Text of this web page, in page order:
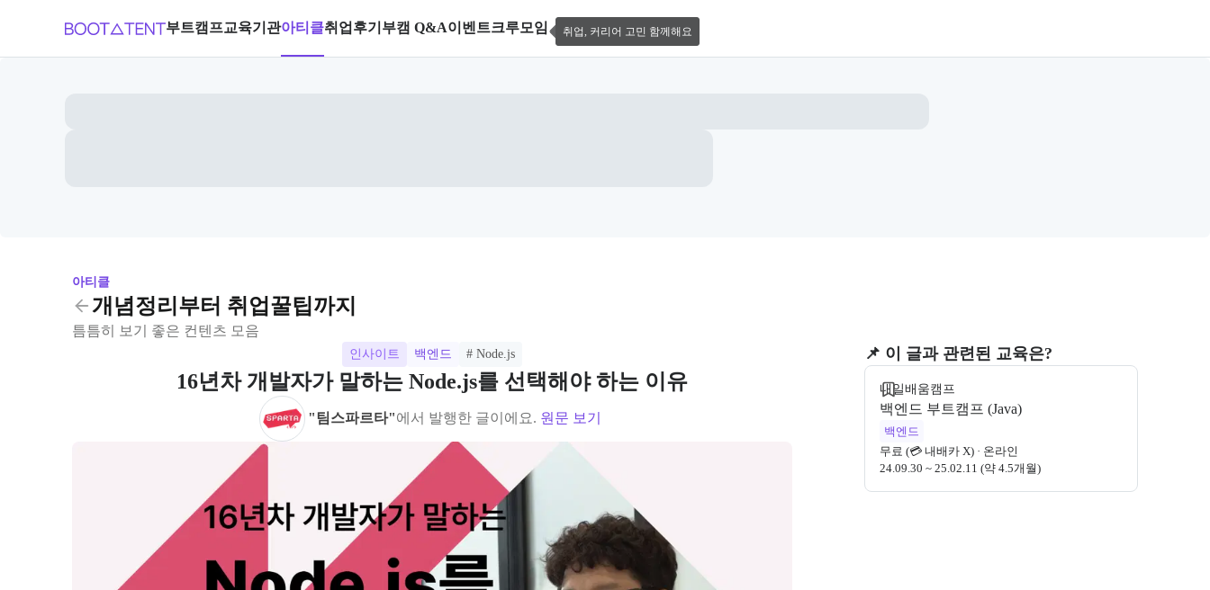
부트캠프교육기관아티클취업후기 부캠 Q&A이벤트크루모임 취업, 커리어 고민 함께해요
아티클
개념정리부터 취업꿀팁까지
틈틈히 보기 좋은 컨텐츠 모음
인사이트 백엔드 # Node.js
16년차 개발자가 말하는 Node.js를 선택해야 하는 이유
"팀스파르타"에서 발행한 글이에요. 원문 보기
📌 이 글과 관련된 교육은?
내일배움캠프
백엔드 부트캠프 (Java)
백엔드
무료 (💳 내배카 X) · 온라인
24.09.30 ~ 25.02.11 (약 4.5개월)